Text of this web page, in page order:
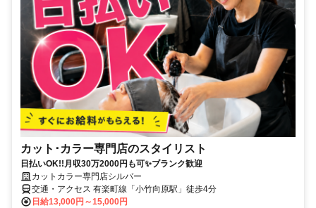
カット･カラー専門店のスタイリスト
日払いOK!!月収30万2000円も可✨ブランク歓迎
カットカラー専門店シルバー
交通・アクセス 有楽町線「小竹向原駅」徒歩4分
日給13,000円～15,000円